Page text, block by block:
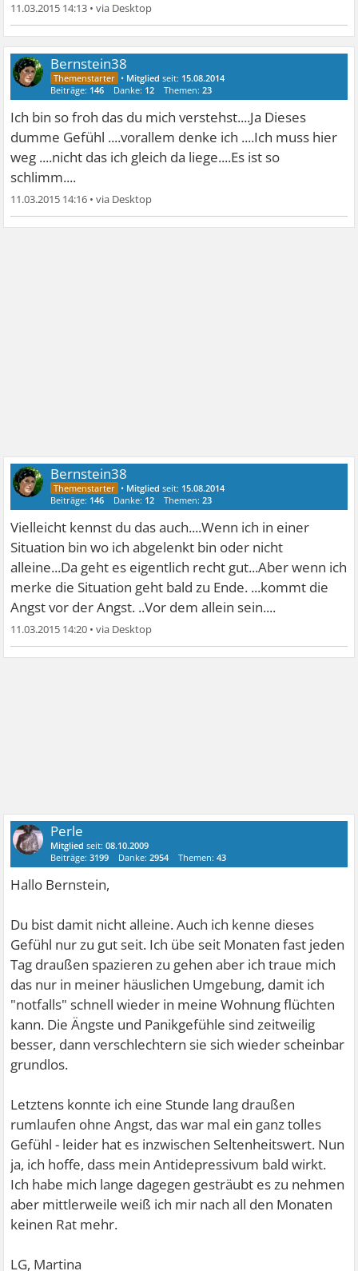
11.03.2015 14:13 •
Bernstein38
• Mitglied seit: 15.08.2014
Beiträge: 146 Danke: 12 Themen:23
Ich bin so froh das du mich verstehst....Ja Dieses
dumme Gefühl ....vorallem denke ich ....Ich muss hier
weg ....nicht das ich gleich da liege....Es ist so
schlimm....
11.03.2015 14:16 •
Bernstein38
• Mitglied seit: 15.08.2014
Beiträge: 146 Danke: 12 Themen:23
Vielleicht kennst du das auch....Wenn ich in einer
Situation bin wo ich abgelenkt bin oder nicht
alleine...Da geht es eigentlich recht gut...Aber wenn ich
merke die Situation geht bald zu Ende. ...kommt die
Angst vor der Angst. ..Vor dem allein sein....
11.03.2015 14:20 •
Perle
Mitglied seit:08.10.2009
Beiträge:3199 Danke:2954 Themen:43
Hallo Bernstein,
Du bist damit nicht alleine. Auch ich kenne dieses
Gefühl nur zu gut seit. Ich übe seit Monaten fast jeden
Tag draußen spazieren zu gehen aber ich traue mich
das nur in meiner häuslichen Umgebung, damit ich
"notfalls" schnell wieder in meine Wohnung flüchten
kann. Die Ängste und Panikgefühle sind zeitweilig
besser, dann verschlechtern sie sich wieder scheinbar
grundlos.
Letztens konnte ich eine Stunde lang draußen
rumlaufen ohne Angst, das war mal ein ganz tolles
Gefühl - leider hat es inzwischen Seltenheitswert. Nun
ja, ich hoffe, dass mein Antidepressivum bald wirkt.
Ich habe mich lange dagegen gesträubt es zu nehmen
aber mittlerweile weiß ich mir nach all den Monaten
keinen Rat mehr.
LG, Martina